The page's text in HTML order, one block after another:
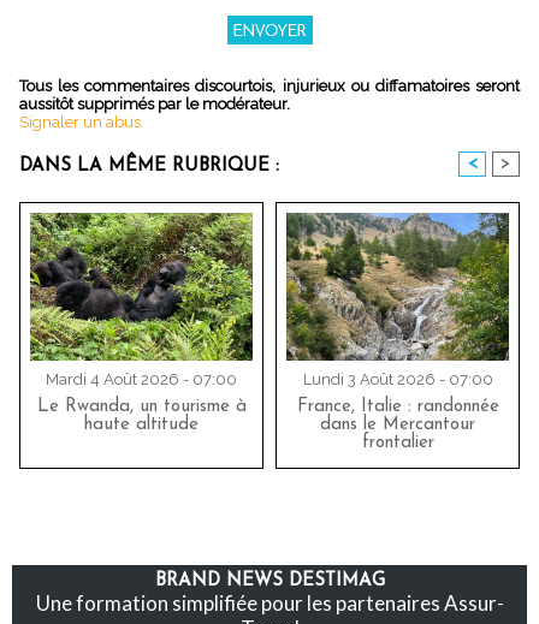
Tous les commentaires discourtois, injurieux ou diffamatoires seront
aussitôt supprimés par le modérateur.
Signaler un abus
DANS LA MÊME RUBRIQUE : < >
Mardi 4 Août 2026 - 07:00
Le Rwanda, un tourisme à
haute altitude
Lundi 3 Août 2026 - 07:00
France, Italie : randonnée
dans le Mercantour
frontalier
BRAND NEWS DESTIMAG
Une formation simplifiée pour les partenaires Assur-